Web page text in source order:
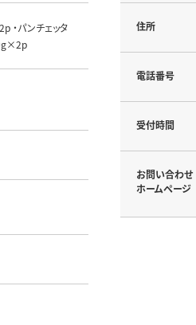
・パンチェッタ
住所
電話番号
受付時間
お問い合わせ
ホームページ